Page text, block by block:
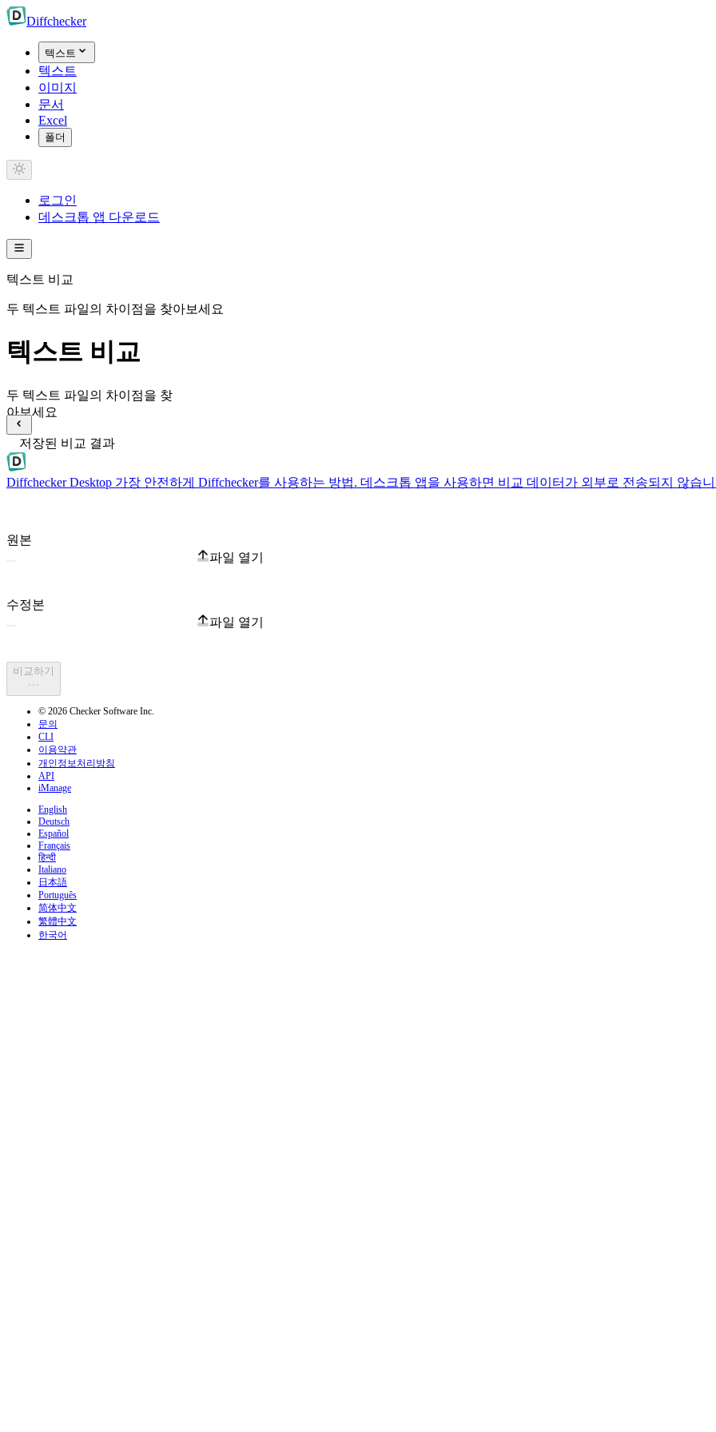
Diffchecker
텍스트
텍스트
이미지
문서
Excel
폴더
로그인
데스크톱 앱 다운로드
텍스트 비교
두 텍스트 파일의 차이점을 찾아보세요
텍스트 비교
두 텍스트 파일의 차이점을 찾
아보세요
저장된 비교 결과
Diffchecker Desktop 가장 안전하게 Diffchecker를 사용하는 방법. 데스크톱 앱을 사용하면 비교 데이터가 외부로 전송되지 않습
원본
파일 열기
수정본
파일 열기
비교하기
© 2026 Checker Software Inc.
문의
CLI
이용약관
개인정보처리방침
API
iManage
English
Deutsch
Español
Français
हिन्दी
Italiano
日本語
Português
简体中文
繁體中文
한국어